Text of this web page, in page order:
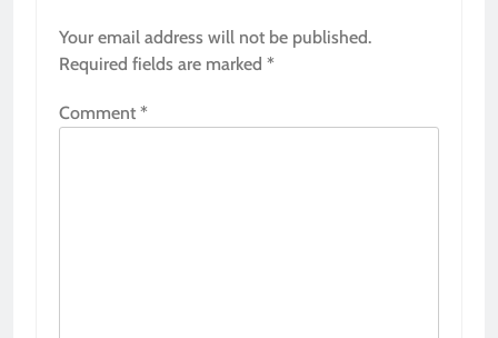
Your email address will not be published.
Required fields are marked *
Comment *